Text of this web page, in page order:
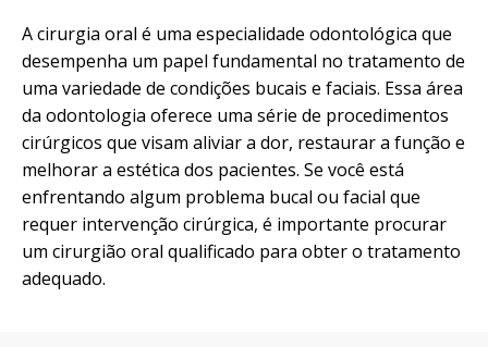
A cirurgia oral é uma especialidade odontológica que
desempenha um papel fundamental no tratamento de
uma variedade de condições bucais e faciais. Essa área
da odontologia oferece uma série de procedimentos
cirúrgicos que visam aliviar a dor, restaurar a função e
melhorar a estética dos pacientes. Se você está
enfrentando algum problema bucal ou facial que
requer intervenção cirúrgica, é importante procurar
um cirurgião oral qualificado para obter o tratamento
adequado.